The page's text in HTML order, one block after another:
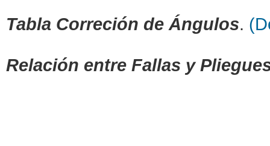
Tabla Correción de Ángulos.
Relación entre Fallas y